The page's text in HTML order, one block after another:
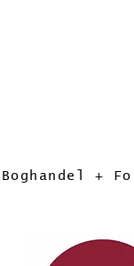
Boghandel +